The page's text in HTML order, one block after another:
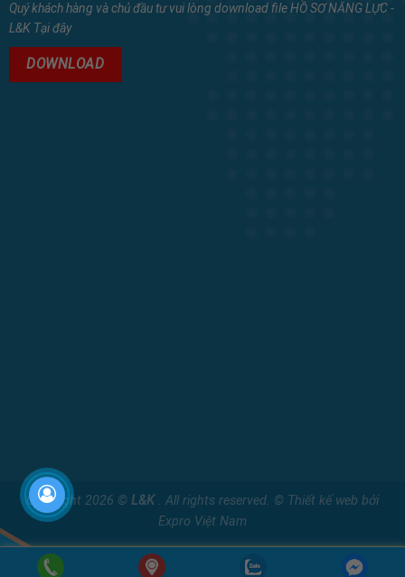
Quý khách hàng và chủ đầu tư vui lòng download file HỒ SƠ NĂNG LỰC -
L&K Tại đây
DOWNLOAD
Copyright 2026 © L&K . All rights reserved. © Thiết kế web bởi
Expro Việt Nam